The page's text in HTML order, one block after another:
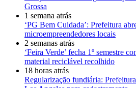
Grossa
1 semana atrás
‘PG Bem Cuidada’: Prefeitura
microempreendedores locais
2 semanas atrás
‘Feira Verde’ fecha 1º semestre
material reciclável recolhido
18 horas atrás
Regularização fundiária: